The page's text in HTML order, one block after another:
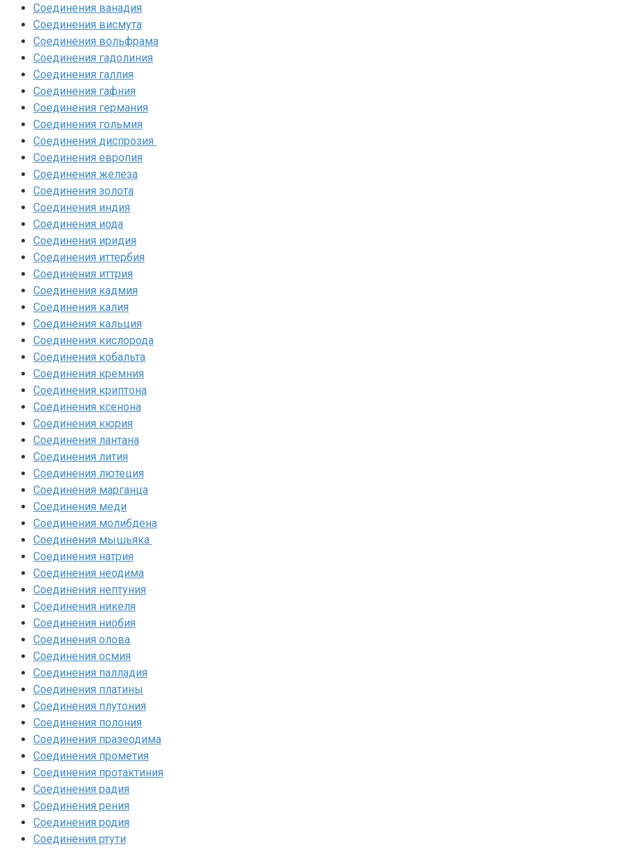
Соединения ванадия‎
Соединения висмута
Соединения вольфрама‎
Соединения гадолиния‎
Соединения галлия‎
Соединения гафния‎
Соединения германия‎
Соединения гольмия‎
Соединения диспрозия‎ ‎
Соединения европия‎
Соединения железа‎
Соединения золота‎
Соединения индия
Соединения иода‎
Соединения иридия
Соединения иттербия‎
Соединения иттрия‎
Соединения кадмия
Соединения калия‎
Соединения кальция
Соединения кислорода‎
Соединения кобальта
Соединения кремния‎
Соединения криптона‎
Соединения ксенона‎
Соединения кюрия
Соединения лантана‎
Соединения лития‎
Соединения лютеция‎
Соединения марганца‎
Соединения меди
Соединения молибдена‎
Соединения мышьяка‎ ‎
Соединения натрия‎
Соединения неодима‎
Соединения нептуния‎
Соединения никеля‎
Соединения ниобия‎
Соединения олова‎
Соединения осмия‎
Соединения палладия‎
Соединения платины‎
Соединения плутония‎
Соединения полония‎
Соединения празеодима‎
Соединения прометия‎
Соединения протактиния‎
Соединения радия‎
Соединения рения‎
Соединения родия‎
Соединения ртути‎